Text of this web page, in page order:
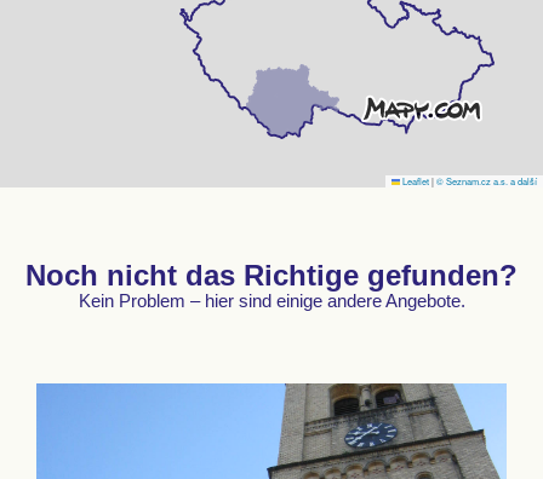
Leaflet|© Seznam.cz a.s. a další
Noch nicht das Richtige gefunden?
Kein Problem – hier sind einige andere Angebote.